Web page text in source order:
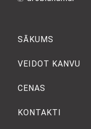
SĀKUMS
VEIDOT KANVU
CENAS
KONTAKTI